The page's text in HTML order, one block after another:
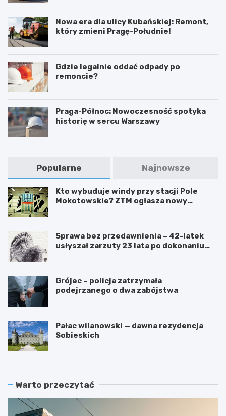
Nowa era dla ulicy Kubańskiej: Remont,
który zmieni Pragę-Południe!
Gdzie legalnie oddać odpady po
remoncie?
Praga-Północ: Nowoczesność spotyka
historię w sercu Warszawy
Popularne Najnowsze
Kto wybuduje windy przy stacji Pole
Mokotowskie? ZTM ogłasza nowy
Sprawa bez przedawnienia – 42-latek
usłyszał zarzuty 23 lata po dokonaniu
Grójec – policja zatrzymała
podejrzanego o dwa zabójstwa
Pałac wilanowski — dawna rezydencja
Sobieskich
Warto przeczytać